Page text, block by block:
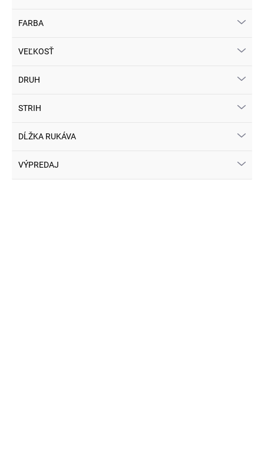
FARBA
VEĽKOSŤ
DRUH
STRIH
DĹŽKA RUKÁVA
VÝPREDAJ